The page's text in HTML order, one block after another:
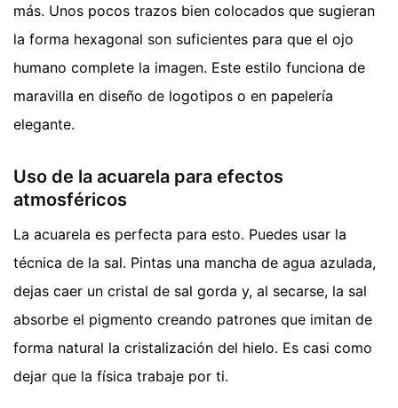
más. Unos pocos trazos bien colocados que sugieran
la forma hexagonal son suficientes para que el ojo
humano complete la imagen. Este estilo funciona de
maravilla en diseño de logotipos o en papelería
elegante.
Uso de la acuarela para efectos
atmosféricos
La acuarela es perfecta para esto. Puedes usar la
técnica de la sal. Pintas una mancha de agua azulada,
dejas caer un cristal de sal gorda y, al secarse, la sal
absorbe el pigmento creando patrones que imitan de
forma natural la cristalización del hielo. Es casi como
dejar que la física trabaje por ti.